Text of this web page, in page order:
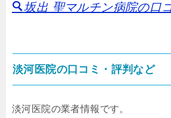
坂出 聖マルチン病院の口
淡河医院の口コミ・評判など
淡河医院の業者情報です。